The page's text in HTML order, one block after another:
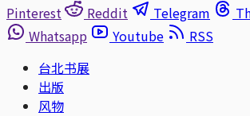
Pinterest
Reddit Telegram
Whatsapp
Youtube
RSS
台北书展
出版
风物